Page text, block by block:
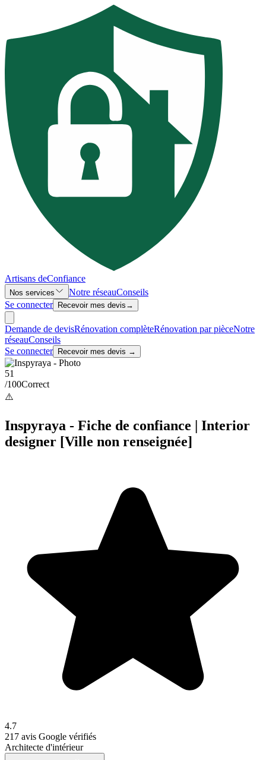
Artisans deConfiance
Nos services Notre réseauConseils
Se connecter
Recevoir mes devis →
Demande de devisRénovation complèteRénovation par pièceNotre
réseauConseils
Se connecter
Recevoir mes devis →
51
/100Correct
⚠️
Inspyraya - Fiche de confiance | Interior
designer [Ville non renseignée]
4.7
217 avis Google vérifiés
Architecte d'intérieur